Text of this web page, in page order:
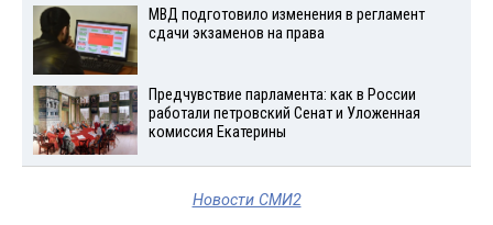
МВД подготовило изменения в регламент
сдачи экзаменов на права
Предчувствие парламента: как в России
работали петровский Сенат и Уложенная
комиссия Екатерины
Новости СМИ2